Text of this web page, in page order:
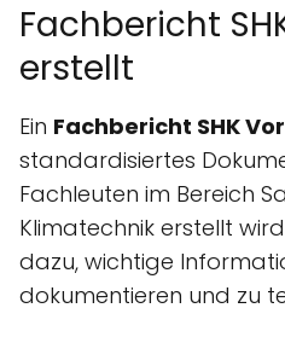
Fachbericht
erstellt
Ein Fachbericht SHK
standardisiertes
Fachleuten im Bereich
Klimatechnik erstellt
dazu, wichtige
dokumentieren und zu